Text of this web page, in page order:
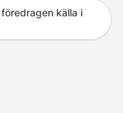
källa i